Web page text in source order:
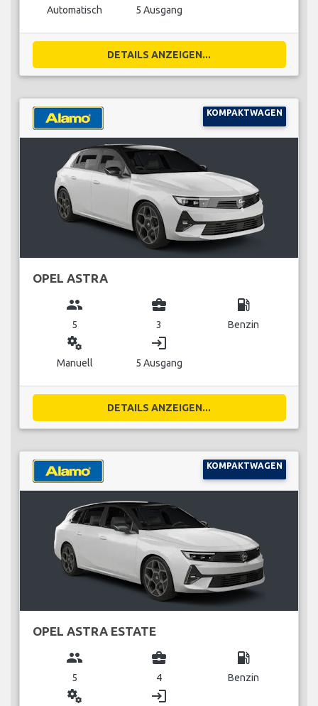
Automatisch 5 Ausgang
DETAILS ANZEIGEN...
KOMPAKTWAGEN
OPEL ASTRA
group
5
business_center
3
local_gas_station
Benzin
miscellaneous_services
Manuell
login
5 Ausgang
DETAILS ANZEIGEN...
KOMPAKTWAGEN
OPEL ASTRA ESTATE
group
5
business_center
4
local_gas_station
Benzin
miscellaneous_services login